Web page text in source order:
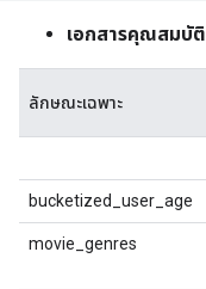
เอกสารคุณสมบัติ
ลักษณะเฉพาะ
bucketized_user_age
movie_genres